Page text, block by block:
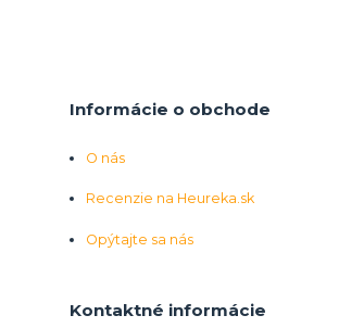
Informácie o obchode
O nás
Recenzie na Heureka.sk
Opýtajte sa nás
Kontaktné informácie